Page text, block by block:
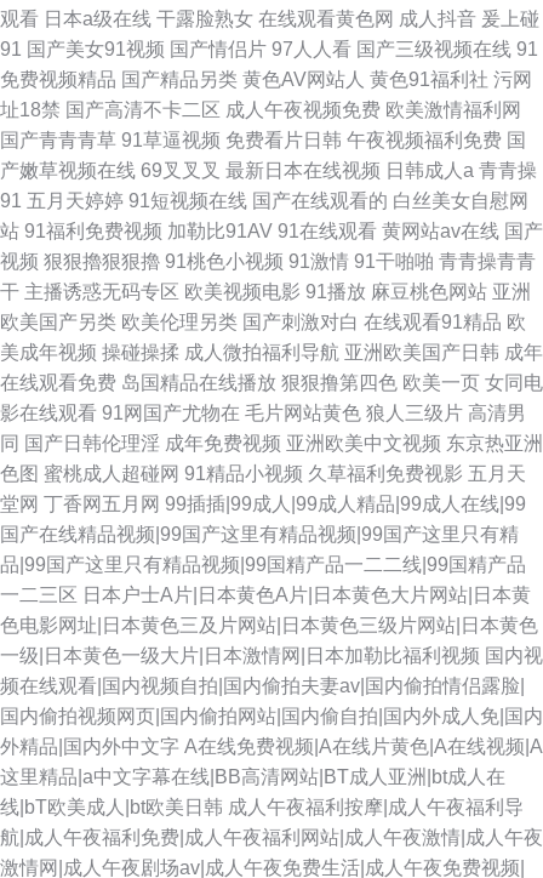
观看 日本a级在线 干露脸熟女 在线观看黄色网 成人抖音 爰上碰
91 国产美女91视频 国产情侣片 97人人看 国产三级视频在线 91
免费视频精品 国产精品另类 黄色AV网站人 黄色91福利社 污网
址18禁 国产高清不卡二区 成人午夜视频免费 欧美激情福利网
国产青青青草 91草逼视频 免费看片日韩 午夜视频福利免费 国
产嫩草视频在线 69叉叉叉 最新日本在线视频 日韩成人a 青青操
91 五月天婷婷 91短视频在线 国产在线观看的 白丝美女自慰网
站 91福利免费视频 加勒比91AV 91在线观看 黄网站av在线 国产
视频 狠狠擼狠狠擼 91桃色小视频 91激情 91干啪啪 青青操青青
干 主播诱惑无码专区 欧美视频电影 91播放 麻豆桃色网站 亚洲
欧美国产另类 欧美伦理另类 国产刺激对白 在线观看91精品 欧
美成年视频 操碰操揉 成人微拍福利导航 亚洲欧美国产日韩 成年
在线观看免费 岛国精品在线播放 狠狠撸第四色 欧美一页 女同电
影在线观看 91网国产尤物在 毛片网站黄色 狼人三级片 高清男
同 国产日韩伦理淫 成年免费视频 亚洲欧美中文视频 东京热亚洲
色图 蜜桃成人超碰网 91精品小视频 久草福利免费视影 五月天
堂网 丁香网五月网 99插插|99成人|99成人精品|99成人在线|99
国产在线精品视频|99国产这里有精品视频|99国产这里只有精
品|99国产这里只有精品视频|99国精产品一二二线|99国精产品
一二三区 日本户士A片|日本黄色A片|日本黄色大片网站|日本黄
色电影网址|日本黄色三及片网站|日本黄色三级片网站|日本黄色
一级|日本黄色一级大片|日本激情网|日本加勒比福利视频 国内视
频在线观看|国内视频自拍|国内偷拍夫妻av|国内偷拍情侣露脸|
国内偷拍视频网页|国内偷拍网站|国内偷自拍|国内外成人免|国内
外精品|国内外中文字 A在线免费视频|A在线片黄色|A在线视频|A
这里精品|a中文字幕在线|BB高清网站|BT成人亚洲|bt成人在
线|bT欧美成人|bt欧美日韩 成人午夜福利按摩|成人午夜福利导
航|成人午夜福利免费|成人午夜福利网站|成人午夜激情|成人午夜
激情网|成人午夜剧场av|成人午夜免费生活|成人午夜免费视频|